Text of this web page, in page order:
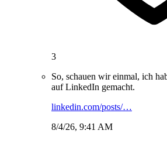
3
So, schauen wir einmal, ich
auf LinkedIn gemacht.
linkedin.com/posts/…
8/4/26, 9:41 AM